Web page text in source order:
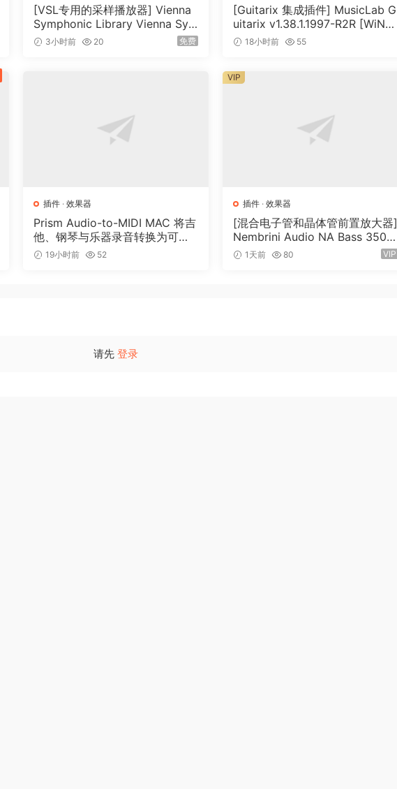
[VSL专用的采样播放器] Vienna
Symphonic Library Vienna Syn
chron Player v1.3.3022-ItUsеd
3小时前 20 免费
[Guitarix 集成插件] MusicLab G
uitarix v1.38.1.1997-R2R [WiN]
（7.5MB）
18小时前 55
插件· 效果器
Prism Audio-to-MIDI MAC 将吉
他、钢琴与乐器录音转换为可编
辑 MIDI
19小时前 52
插件 ·效果器
[混合电子管和晶体管前置放大器]
Nembrini Audio NA Bass 3500
v1.0.0 Incl Keygen-R2R [WiN]
1天前 80 VIP
VIP
请先 登录